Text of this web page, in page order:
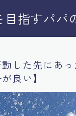
目指すパパ
動した先にあ
良い】